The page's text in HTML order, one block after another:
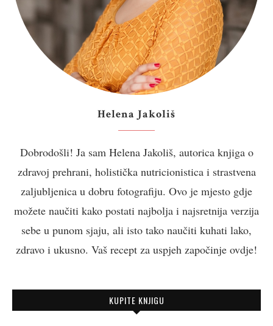
Helena Jakoliš
Dobrodošli! Ja sam Helena Jakoliš, autorica knjiga o
zdravoj prehrani, holistička nutricionistica i strastvena
zaljubljenica u dobru fotografiju. Ovo je mjesto gdje
možete naučiti kako postati najbolja i najsretnija verzija
sebe u punom sjaju, ali isto tako naučiti kuhati lako,
zdravo i ukusno. Vaš recept za uspjeh započinje ovdje!
KUPITE KNJIGU